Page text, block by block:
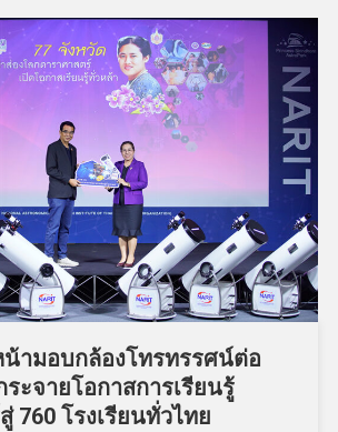
น้ามอบกล้องโทรทรรศน์ต่อ
ระจายโอกาสการเรียนรู้
760 โรงเรียนทั่วไทย